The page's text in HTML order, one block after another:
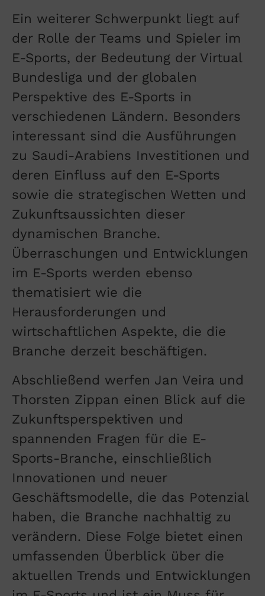
Ein weiterer Schwerpunkt liegt auf
der Rolle der Teams und Spieler im
E-Sports, der Bedeutung der Virtual
Bundesliga und der globalen
Perspektive des E-Sports in
verschiedenen Ländern. Besonders
interessant sind die Ausführungen
zu Saudi-Arabiens Investitionen und
deren Einfluss auf den E-Sports
sowie die strategischen Wetten und
Zukunftsaussichten dieser
dynamischen Branche.
Überraschungen und Entwicklungen
im E-Sports werden ebenso
thematisiert wie die
Herausforderungen und
wirtschaftlichen Aspekte, die die
Branche derzeit beschäftigen.
Abschließend werfen Jan Veira und
Thorsten Zippan einen Blick auf die
Zukunftsperspektiven und
spannenden Fragen für die E-
Sports-Branche, einschließlich
Innovationen und neuer
Geschäftsmodelle, die das Potenzial
haben, die Branche nachhaltig zu
verändern. Diese Folge bietet einen
umfassenden Überblick über die
aktuellen Trends und Entwicklungen